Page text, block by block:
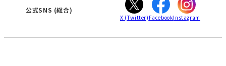
津
公式SNS (総合)
X (Twitter) FacebookInstagram